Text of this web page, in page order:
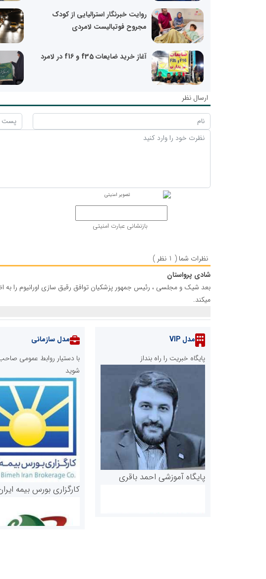
روایت خبرنگار استرالیایی از کودک
مجروح فوتبالیست لامردی
آغاز خرید ضایعات f35 و f16 در لامرد
ارسال نظر
بازنشانی عبارت امنیتی
نظرات شما ( 1 نظر )
شادی پرواستان
بعد شیک و مجلسی ، رئیس جمهور پزشکیان توافق رقیق سازی اورانیوم را به
میکند.
مدل VIP
پایگاه خبریت را راه بنداز
پایگاه آموزشی احمد باقری
مدل سازمانی
با دستیار روابط عمومی
شوید
کارگزاری بورس بیمه